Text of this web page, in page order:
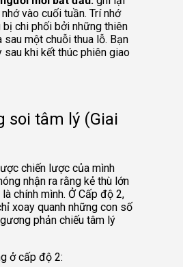
vào cuối tuần. Trí nhớ
chi phối bởi những thiên
một chuỗi thua lỗ. Bạn
khi kết thúc phiên giao
soi tâm lý (Giai
chiến lược của mình
nhận ra rằng kẻ thù lớn
chính mình. Ở Cấp độ 2,
xoay quanh những con số
phản chiếu tâm lý
ở cấp độ 2: